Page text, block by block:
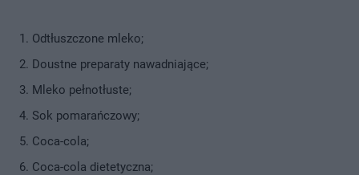
Odtłuszczone mleko;
Doustne preparaty nawadniające;
Mleko pełnotłuste;
Sok pomarańczowy;
Coca-cola;
Coca-cola dietetyczna;